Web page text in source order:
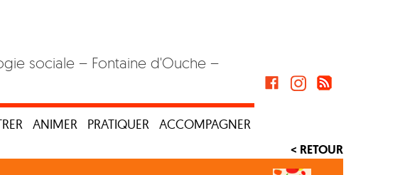
sociale – Fontaine d'Ouche –
ANIMER PRATIQUER ACCOMPAGNER
< RETOUR